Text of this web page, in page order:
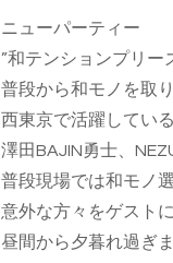
ニューパーティー
”和テンションプリー
普段から和モノを取
西東京で活躍してい
澤田BAJIN勇士、
普段現場では和モノ
意外な方々をゲスト
昼間から夕暮れ過ぎ